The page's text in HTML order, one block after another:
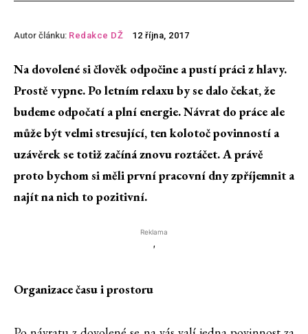
Autor článku: Redakce DŽ 12 října, 2017
Na dovolené si člověk odpočine a pustí práci z hlavy.
Prostě vypne. Po letním relaxu by se dalo čekat, že
budeme odpočatí a plní energie. Návrat do práce ale
může být velmi stresující, ten kolotoč povinností a
uzávěrek se totiž začíná znovu roztáčet. A právě
proto bychom si měli první pracovní dny zpříjemnit a
najít na nich to pozitivní.
Reklama
'
Organizace času i prostoru